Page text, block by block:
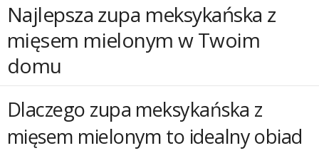
Najlepsza zupa meksykańska z
mięsem mielonym w Twoim
domu
Dlaczego zupa meksykańska z
mięsem mielonym to idealny obiad